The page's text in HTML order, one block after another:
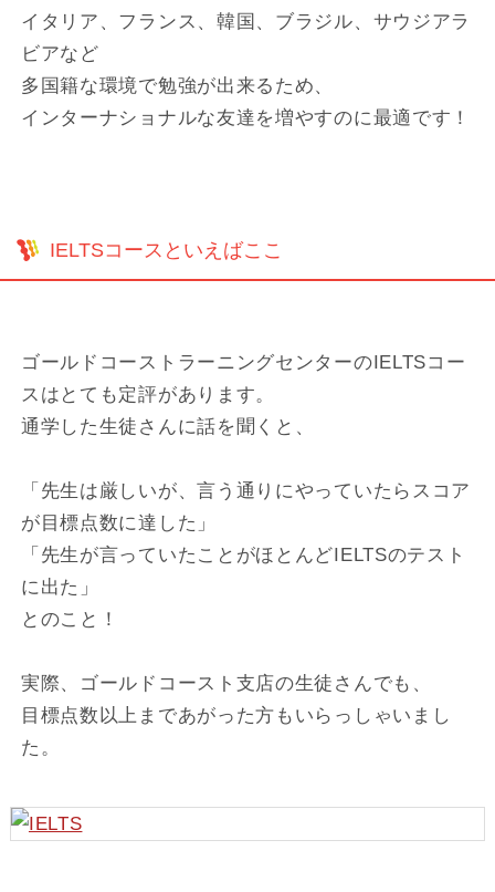
イタリア、フランス、韓国、ブラジル、サウジアラ
ビアなど
多国籍な環境で勉強が出来るため、
インターナショナルな友達を増やすのに最適です！
IELTSコースといえばここ
ゴールドコーストラーニングセンターのIELTSコー
スはとても定評があります。
通学した生徒さんに話を聞くと、
「先生は厳しいが、言う通りにやっていたらスコア
が目標点数に達した」
「先生が言っていたことがほとんどIELTSのテスト
に出た」
とのこと！
実際、ゴールドコースト支店の生徒さんでも、
目標点数以上まであがった方もいらっしゃいまし
た。